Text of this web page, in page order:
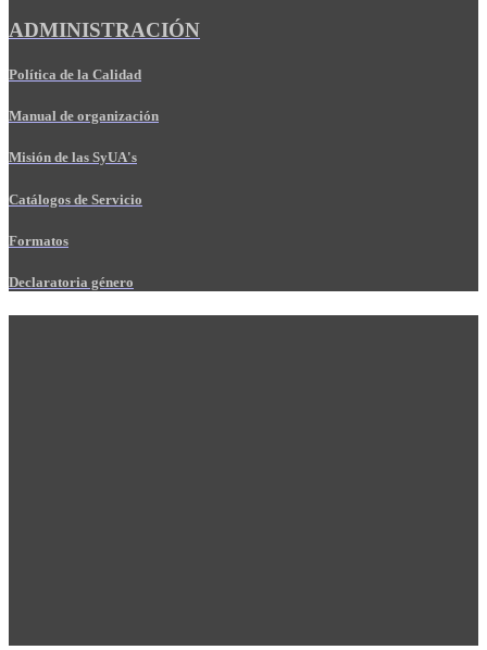
ADMINISTRACIÓN
Política de la Calidad
Manual de organización
Misión de las SyUA's
Catálogos de Servicio
Formatos
Declaratoria género